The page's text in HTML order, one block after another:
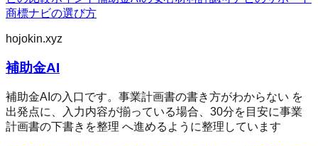
商標ナビの選び方
hojokin.xyz
補助金AI
補助金AIの入口です。事業計画書の書き方がわからない を
出発点に、入力内容が揃っている場合、30分を目安に事業
計画書の下書きを整理 へ進めるように整理しています